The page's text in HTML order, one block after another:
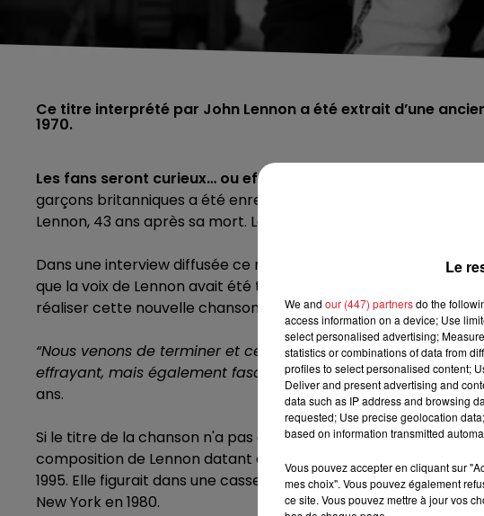
DEBOUT C'EST L'HEURE
Ce titre interprété par John Lennon a été extrait d’une
1970.
Les fans seront curieux… ou effrayés !
garçons britanniques a été enregistrée en utilisant
Lennon, 43 ans après sa mort. Le titre va sortir cette année, a
Dans une interviewdiffusée ce mardi 13 juin par la BBC
, le
que la voix de Lennon avait été tirée d'une ancienne cassette
réaliser cette nouvelle chanson.
“Nous venons de terminer et cela va sortir cette année”,
effrayant, mais également fascinant, parce que c'est l'avenir"
ans.
Si le titre de la chanson n'a pas encore été dévoilé, la BBC estime
composition de Lennon datant de 1978, appelée
1995. Elle figurait dans une cassette intitulée« Pour Paul »
New York en 1980.
Le
We and our (447) partnersdo the
access information on a device; Use
select personalised advertising;
statistics or combinations of data from
profiles to select personalised content;
Deliver and present advertising and
data such as IP address and browsing
requested; Use precise geolocation
based on information transmitted
Vous pouvez accepter en cliquant sur
mes choix". Vous pouvez également
ce site. Vous pouvez mettre à jour vos